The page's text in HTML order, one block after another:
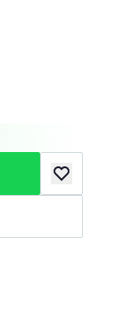
ajouter à la